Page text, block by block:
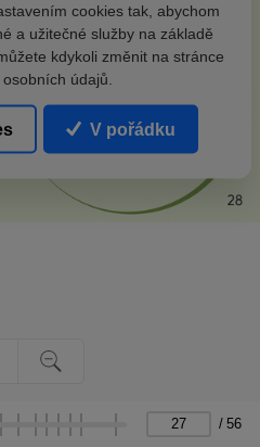
/ 56
cookies tak, abychom
a užitečné služby na základě
kdykoli změnit na stránce
údajů.
V pořádku